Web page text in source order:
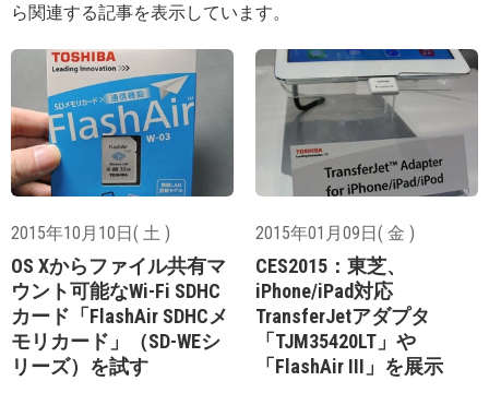
ら関連する記事を表示しています。
2015年10月10日( 土 )
OS Xからファイル共有マ
ウント可能なWi-Fi SDHC
カード「FlashAir SDHCメ
モリカード」（SD-WEシ
リーズ）を試す
2015年01月09日( 金 )
CES2015：東芝、
iPhone/iPad対応
TransferJetアダプタ
「TJM35420LT」や
「FlashAir III」を展示